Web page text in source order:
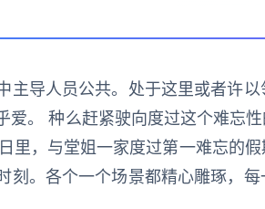
主导人员公共。处于这里或者许
爱。 种么赶紧驶向度过这个难忘
里，与堂姐一家度过第一难忘的
刻。各个一个场景都精心雕琢，